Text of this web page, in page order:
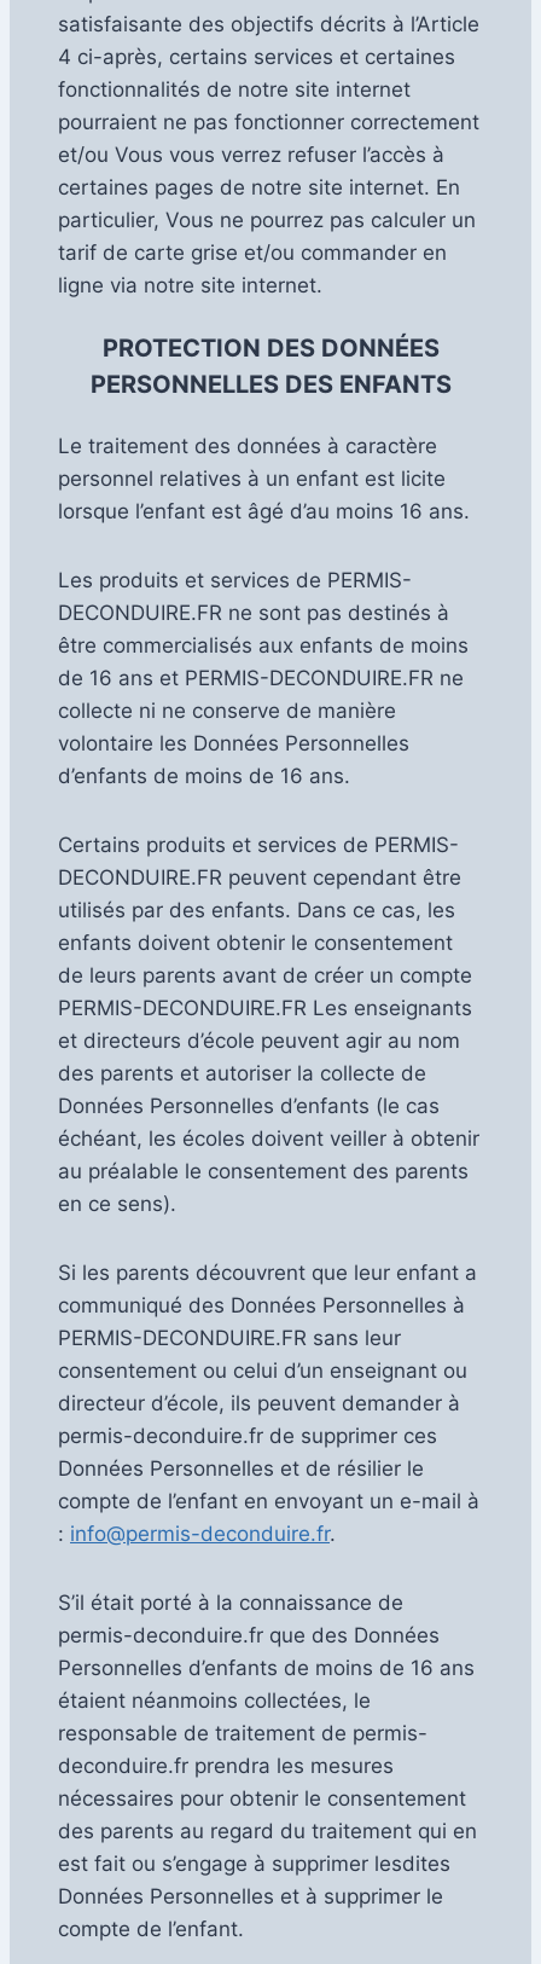
satisfaisante des objectifs décrits à l’Article
4 ci-après, certains services et certaines
fonctionnalités de notre site internet
pourraient ne pas fonctionner correctement
et/ou Vous vous verrez refuser l’accès à
certaines pages de notre site internet. En
particulier, Vous ne pourrez pas calculer un
tarif de carte grise et/ou commander en
ligne via notre site internet.
PROTECTION DES DONNÉES
PERSONNELLES DES ENFANTS
Le traitement des données à caractère
personnel relatives à un enfant est licite
lorsque l’enfant est âgé d’au moins 16 ans.
Les produits et services de PERMIS-
DECONDUIRE.FR ne sont pas destinés à
être commercialisés aux enfants de moins
de 16 ans et PERMIS-DECONDUIRE.FR ne
collecte ni ne conserve de manière
volontaire les Données Personnelles
d’enfants de moins de 16 ans.
Certains produits et services de PERMIS-
DECONDUIRE.FR peuvent cependant être
utilisés par des enfants. Dans ce cas, les
enfants doivent obtenir le consentement
de leurs parents avant de créer un compte
PERMIS-DECONDUIRE.FR Les enseignants
et directeurs d’école peuvent agir au nom
des parents et autoriser la collecte de
Données Personnelles d’enfants (le cas
échéant, les écoles doivent veiller à obtenir
au préalable le consentement des parents
en ce sens).
Si les parents découvrent que leur enfant a
communiqué des Données Personnelles à
PERMIS-DECONDUIRE.FR sans leur
consentement ou celui d’un enseignant ou
directeur d’école, ils peuvent demander à
permis-deconduire.fr de supprimer ces
Données Personnelles et de résilier le
compte de l’enfant en envoyant un e-mail à
: info@permis-deconduire.fr.
S’il était porté à la connaissance de
permis-deconduire.fr que des Données
Personnelles d’enfants de moins de 16 ans
étaient néanmoins collectées, le
responsable de traitement de permis-
deconduire.fr prendra les mesures
nécessaires pour obtenir le consentement
des parents au regard du traitement qui en
est fait ou s’engage à supprimer lesdites
Données Personnelles et à supprimer le
compte de l’enfant.